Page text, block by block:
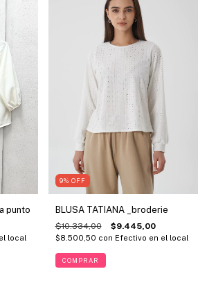
punto
local
9% OFF
BLUSA TATIANA _broderie
$10.334,00 $9.445,00
$8.500,50 con Efectivo en el local
COMPRAR